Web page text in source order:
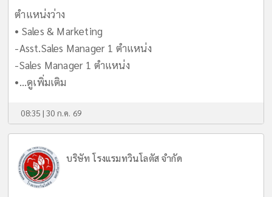
ตำแหน่งว่าง
• Sales & Marketing
-Asst.Sales Manager 1 ตำแหน่ง
-Sales Manager 1 ตำแหน่ง
•...ดูเพิ่มเติม
08:35 | 30 ก.ค. 69
บริษัท โรงแรมทวินโลตัส จำกัด